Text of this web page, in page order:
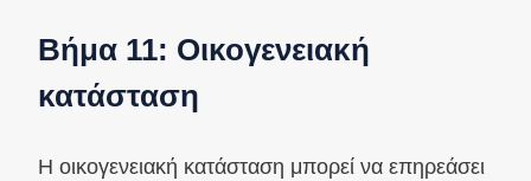
Βήμα 11: Οικογενειακή
κατάσταση
Η οικογενειακή κατάσταση μπορεί να επηρεάσει